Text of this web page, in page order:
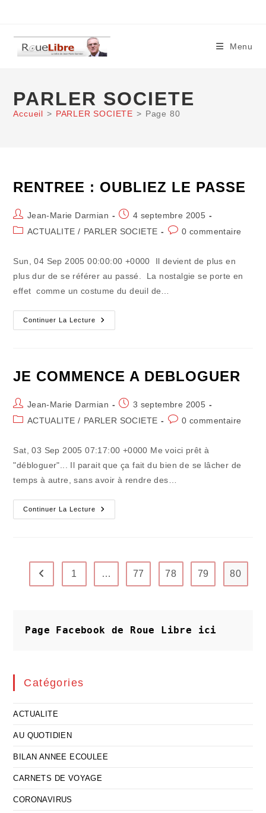
content
Menu
PARLER SOCIETE
Accueil > PARLER SOCIETE > Page 80
RENTREE : OUBLIEZ LE PASSE
Auteur/autrice
de
Jean-Marie Darmian
Publication
publiée :
4 septembre 2005
PostACTUALITE / PARLER SOCIETE
Commentaires
publication :
0 commentaire
Sun, 04 Sep 2005 00:00:00 +0000 Il devient de plus en
plus dur de se référer au passé. La nostalgie se porte en
effet comme un costume du deuil de…
Continuer La Lecture
RENTREE
:
JE COMMENCE A DEBLOGUER
Auteur/autrice
de
Jean-Marie Darmian
Publication
publiée :
3 septembre 2005
PostACTUALITE / PARLER SOCIETE
Commentaires
publication :
0 commentaire
Sat, 03 Sep 2005 07:17:00 +0000 Me voici prêt à
"débloguer"... Il parait que ça fait du bien de se lâcher de
temps à autre, sans avoir à rendre des…
Continuer La Lecture
JE
COMMENCE
Go to the previous page
1 … 77 78 79 80
Page Facebook de Roue Libre ici
Catégories
ACTUALITE
AU QUOTIDIEN
BILAN ANNEE ECOULEE
CARNETS DE VOYAGE
CORONAVIRUS